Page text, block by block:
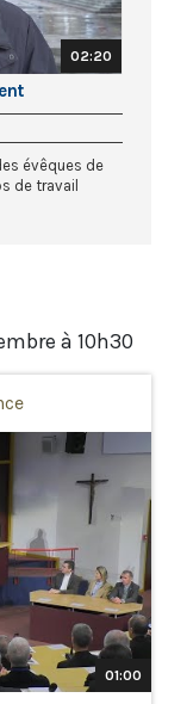
02:20
évêques de
de travail
à 10h30
01:00